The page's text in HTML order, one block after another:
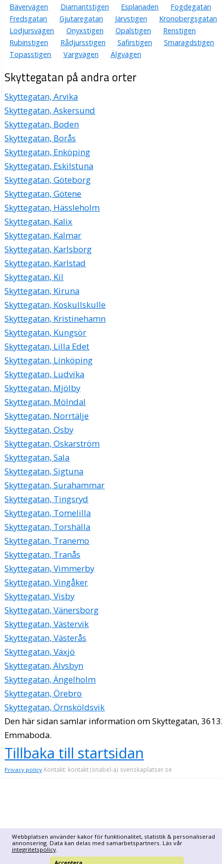
Webbplatsen använder kakor för funktionalitet, statistik & personaliserad
annonsering. Data kan delas med samarbetspartners. Läs vår
integritetspolicy.
Bävervägen
Diamantstigen Esplanaden
Fogdegatan
Fredsgatan
Gjutaregatan Järvstigen
Kronobergsgatan
Lodjursvägen
Onyxstigen Opalstigen
Renstigen
Rubinstigen
Rådjursstigen Safirstigen
Smaragdstigen
Topasstigen
Vargvägen Älgvägen
Skyttegatan på andra orter
Skyttegatan, Arvika
Skyttegatan, Askersund
Skyttegatan, Boden
Skyttegatan, Borås
Skyttegatan, Enköping
Skyttegatan, Eskilstuna
Skyttegatan, Göteborg
Skyttegatan, Götene
Skyttegatan, Hässleholm
Skyttegatan, Kalix
Skyttegatan, Kalmar
Skyttegatan, Karlsborg
Skyttegatan, Karlstad
Skyttegatan, Kil
Skyttegatan, Kiruna
Skyttegatan, Koskullskulle
Skyttegatan, Kristinehamn
Skyttegatan, Kungsör
Skyttegatan, Lilla Edet
Skyttegatan, Linköping
Skyttegatan, Ludvika
Skyttegatan, Mjölby
Skyttegatan, Mölndal
Skyttegatan, Norrtälje
Skyttegatan, Osby
Skyttegatan, Oskarström
Skyttegatan, Sala
Skyttegatan, Sigtuna
Skyttegatan, Surahammar
Skyttegatan, Tingsryd
Skyttegatan, Tomelilla
Skyttegatan, Torshälla
Skyttegatan, Tranemo
Skyttegatan, Tranås
Skyttegatan, Vimmerby
Skyttegatan, Vingåker
Skyttegatan, Visby
Skyttegatan, Vänersborg
Skyttegatan, Västervik
Skyttegatan, Västerås
Skyttegatan, Växjö
Skyttegatan, Älvsbyn
Skyttegatan, Ängelholm
Skyttegatan, Örebro
Skyttegatan, Örnsköldsvik
Den här sidan samlar information om Skyttegatan,
Emmaboda.
Tillbaka till startsidan
Privacy policy Kontakt: kontakt (snabel-a) svenskaplatser.se